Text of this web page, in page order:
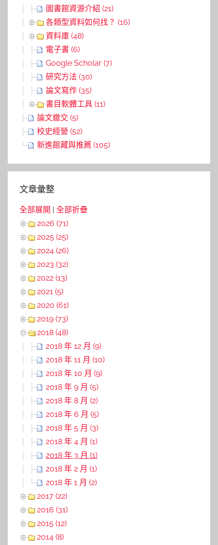
圖書館資源介紹 (21)
各類型資料如何找？ (16)
資料庫 (48)
電子書 (6)
Google Scholar (7)
研究方法 (30)
論文寫作 (35)
書目軟體工具 (11)
論文繳交 (5)
校史經營 (52)
新進館藏與推薦 (105)
文章彙整
全部展開 | 全部折疊
2026 (71)
2025 (25)
2024 (26)
2023 (32)
2022 (13)
2021 (5)
2020 (61)
2019 (73)
2018 (48)
2018 年 12 月 (9)
2018 年 11 月 (10)
2018 年 10 月 (9)
2018 年 9 月 (5)
2018 年 8 月 (2)
2018 年 6 月 (5)
2018 年 5 月 (3)
2018 年 4 月 (1)
2018 年 3 月 (1)
2018 年 2 月 (1)
2018 年 1 月 (2)
2017 (22)
2016 (31)
2015 (12)
2014 (8)